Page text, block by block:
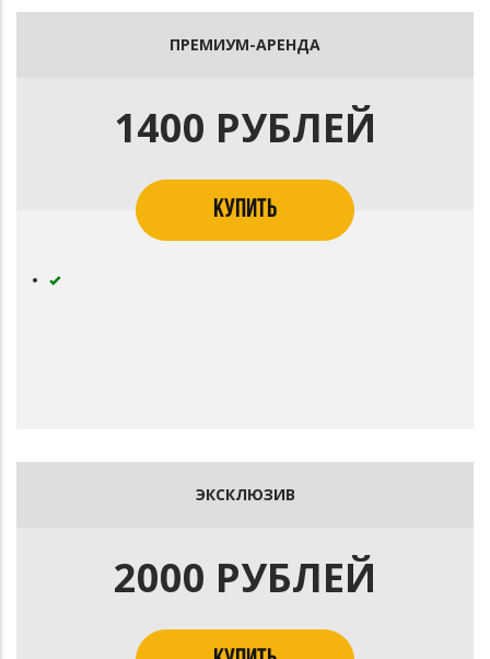
ПРЕМИУМ-АРЕНДА
1400 РУБЛЕЙ
КУПИТЬ
ЭКСКЛЮЗИВ
2000 РУБЛЕЙ